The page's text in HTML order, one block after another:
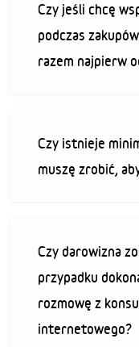
Czy jeśli chcę
podczas
razem najpierw
Czy istnieje
muszę zrobić,
Czy darowizna
przypadku
rozmowę z
internetowego?